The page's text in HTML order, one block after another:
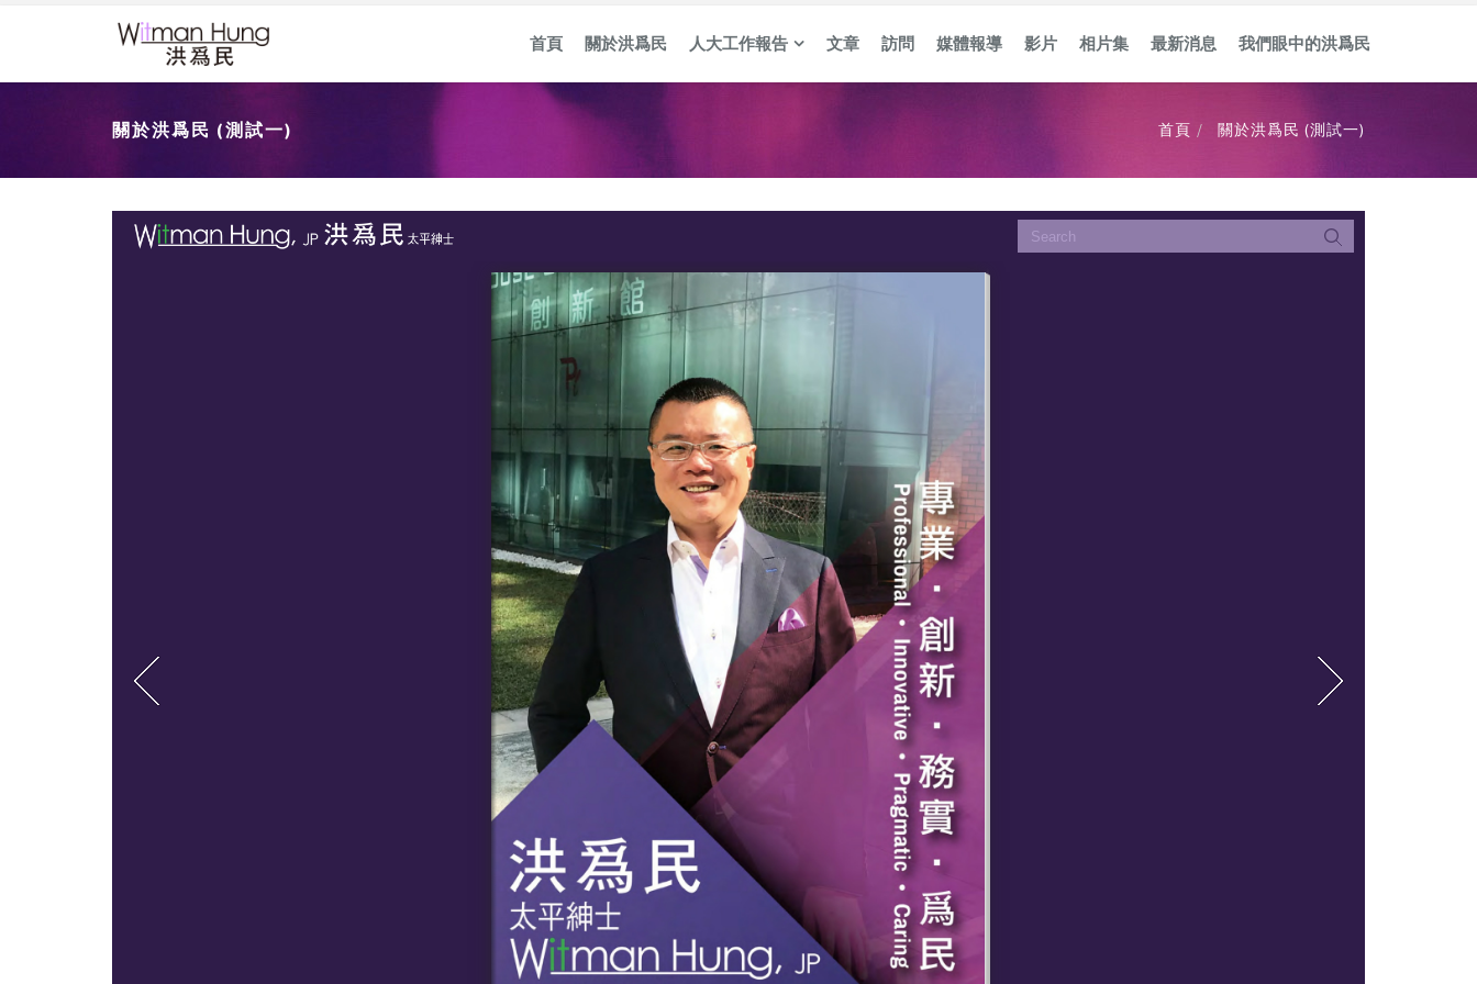
首頁 關於洪爲民 人大工作報告 文章 訪問 媒體報導 影片 相片集 最新消息 我們眼中的洪爲民
關於洪爲民 (測試一) 首頁 關於洪爲民 (測試一)